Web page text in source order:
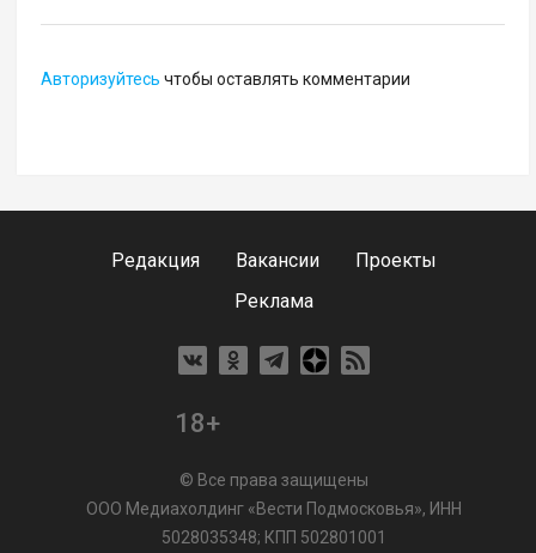
Авторизуйтесь чтобы оставлять комментарии
Редакция Вакансии
Проекты
Реклама
18+
© Все права защищены
ООО Медиахолдинг «Вести Подмосковья», ИНН
5028035348; КПП 502801001